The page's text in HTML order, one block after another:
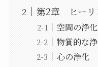
第2章 ヒーリ
空間の浄化
物質的な
心の浄化